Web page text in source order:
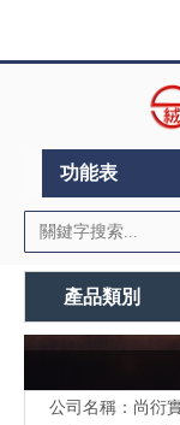
功能表
產品類別
公司名稱：尚衍